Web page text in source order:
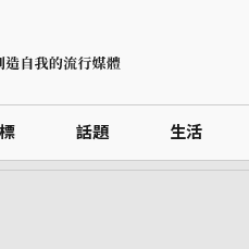
話題 生活